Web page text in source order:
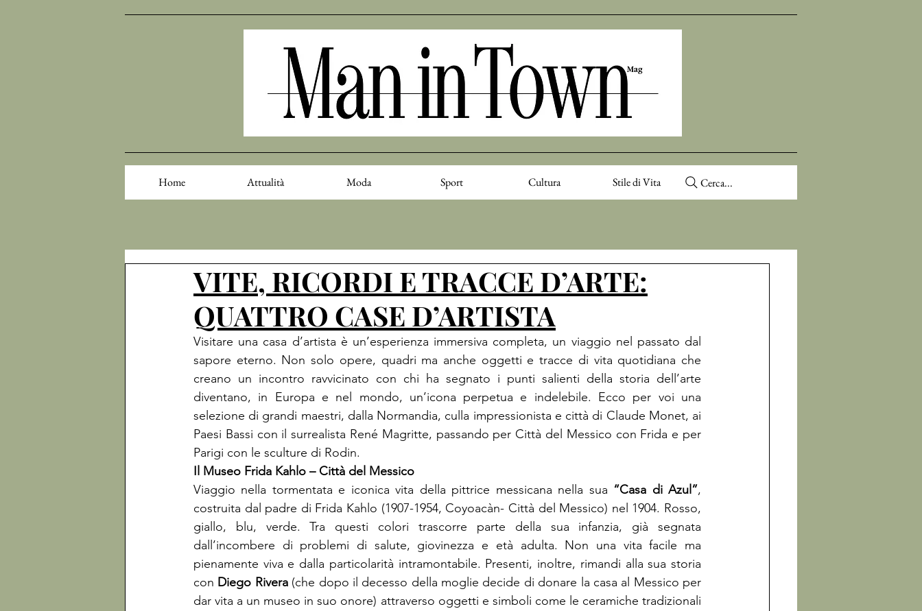
Home Attualità Moda Sport Cultura Stile di Vita Cerca...
VITE, RICORDI E TRACCE D’ARTE:
QUATTRO CASE D’ARTISTA
Visitare una casa d’artista è un’esperienza immersiva completa, un viaggio nel passato dal
sapore eterno. Non solo opere, quadri ma anche oggetti e tracce di vita quotidiana che
creano un incontro ravvicinato con chi ha segnato i punti salienti della storia dell’arte
diventano, in Europa e nel mondo, un’icona perpetua e indelebile. Ecco per voi una
selezione di grandi maestri, dalla Normandia, culla impressionista e città di Claude Monet, ai
Paesi Bassi con il surrealista René Magritte, passando per Città del Messico con Frida e per
Parigi con le sculture di Rodin.
Il Museo Frida Kahlo – Città del Messico
Viaggio nella tormentata e iconica vita della pittrice messicana nella sua “Casa di Azul”,
costruita dal padre di Frida Kahlo (1907-1954, Coyoacàn- Città del Messico) nel 1904. Rosso,
giallo, blu, verde. Tra questi colori trascorre parte della sua infanzia, già segnata
dall’incombere di problemi di salute, giovinezza e età adulta. Non una vita facile ma
pienamente viva e dalla particolarità intramontabile. Presenti, inoltre, rimandi alla sua storia
con Diego Rivera (che dopo il decesso della moglie decide di donare la casa al Messico per
dar vita a un museo in suo onore) attraverso oggetti e simboli come le ceramiche tradizionali